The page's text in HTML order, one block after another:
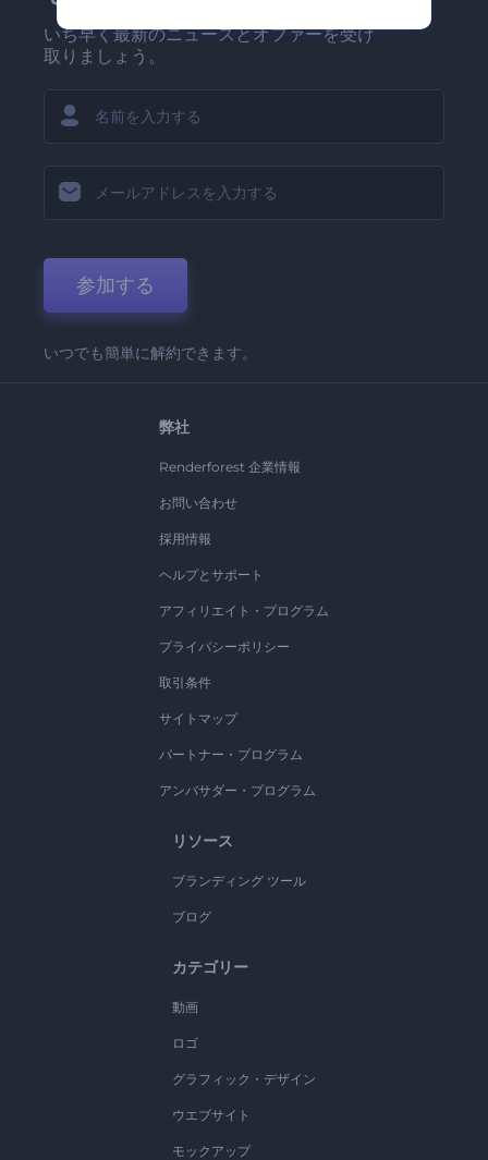
いち早く最新のニュースとオファーを受け
取りましょう。
参加する
いつでも簡単に解約できます。
弊社
Renderforest 企業情報
お問い合わせ
採用情報
ヘルプとサポート
アフィリエイト・プログラム
プライバシーポリシー
取引条件
サイトマップ
パートナー・プログラム
アンバサダー・プログラム
リソース
ブランディング ツール
ブログ
カテゴリー
動画
ロゴ
グラフィック・デザイン
ウエブサイト
モックアップ